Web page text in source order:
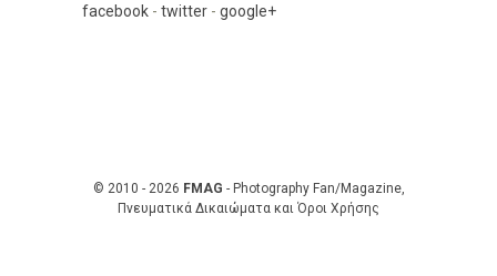
facebook - twitter - google+
© 2010 - 2026 FMAG - Photography Fan/Magazine,
Πνευματικά Δικαιώματα και Όροι Χρήσης